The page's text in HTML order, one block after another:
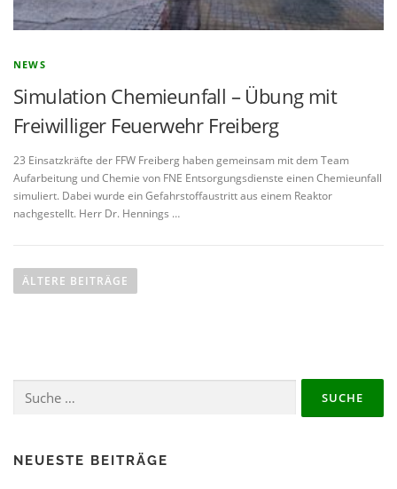
NEWS
Simulation Chemieunfall – Übung mit
Freiwilliger Feuerwehr Freiberg
23 Einsatzkräfte der FFW Freiberg haben gemeinsam mit dem Team
Aufarbeitung und Chemie von FNE Entsorgungsdienste einen Chemieunfall
simuliert. Dabei wurde ein Gefahrstoffaustritt aus einem Reaktor
nachgestellt. Herr Dr. Hennings …
e
a
ÄLTERE BEITRÄGE
nach:
NEUESTE BEITRÄGE